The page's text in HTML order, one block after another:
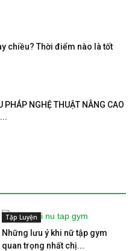
chiều? Thời điểm nào là tốt
PHÁP NGHỆ THUẬT NÂNG CAO
Tập Luyện
Những lưu ý khi nữ tập gym
quan trọng nhất chị...